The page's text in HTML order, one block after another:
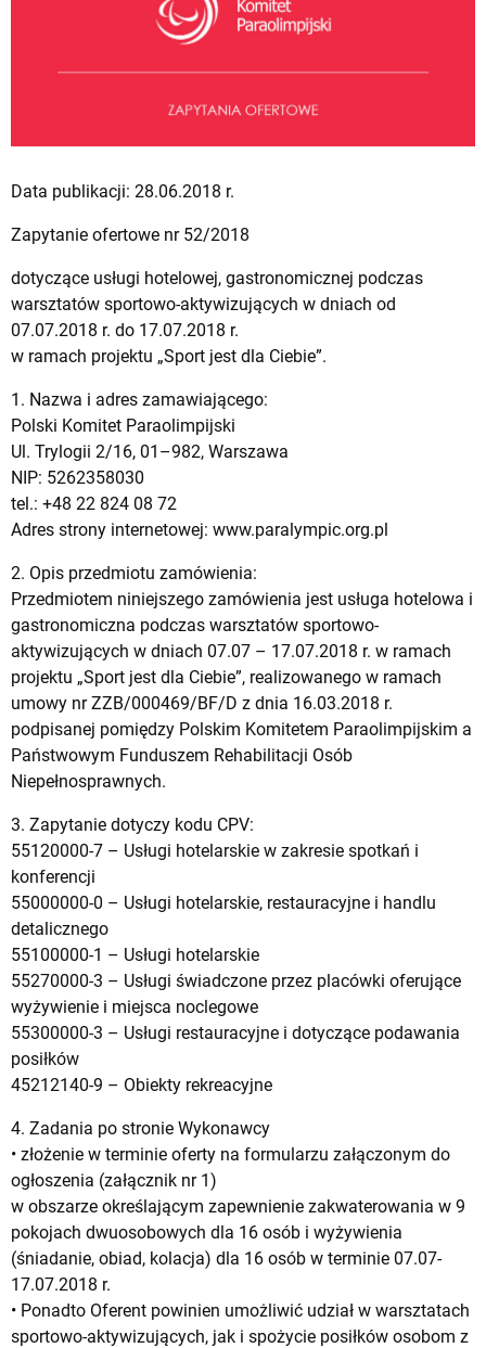
Data publikacji: 28.06.2018 r.
Zapytanie ofertowe nr 52/2018
dotyczące usługi hotelowej, gastronomicznej podczas
warsztatów sportowo-aktywizujących w dniach od
07.07.2018 r. do 17.07.2018 r.
w ramach projektu „Sport jest dla Ciebie”.
1. Nazwa i adres zamawiającego:
Polski Komitet Paraolimpijski
Ul. Trylogii 2/16, 01–982, Warszawa
NIP: 5262358030
tel.: +48 22 824 08 72
Adres strony internetowej: www.paralympic.org.pl
2. Opis przedmiotu zamówienia:
Przedmiotem niniejszego zamówienia jest usługa hotelowa i
gastronomiczna podczas warsztatów sportowo-
aktywizujących w dniach 07.07 – 17.07.2018 r. w ramach
projektu „Sport jest dla Ciebie”, realizowanego w ramach
umowy nr ZZB/000469/BF/D z dnia 16.03.2018 r.
podpisanej pomiędzy Polskim Komitetem Paraolimpijskim a
Państwowym Funduszem Rehabilitacji Osób
Niepełnosprawnych.
3. Zapytanie dotyczy kodu CPV:
55120000-7 – Usługi hotelarskie w zakresie spotkań i
konferencji
55000000-0 – Usługi hotelarskie, restauracyjne i handlu
detalicznego
55100000-1 – Usługi hotelarskie
55270000-3 – Usługi świadczone przez placówki oferujące
wyżywienie i miejsca noclegowe
55300000-3 – Usługi restauracyjne i dotyczące podawania
posiłków
45212140-9 – Obiekty rekreacyjne
4. Zadania po stronie Wykonawcy
• złożenie w terminie oferty na formularzu załączonym do
ogłoszenia (załącznik nr 1)
w obszarze określającym zapewnienie zakwaterowania w 9
pokojach dwuosobowych dla 16 osób i wyżywienia
(śniadanie, obiad, kolacja) dla 16 osób w terminie 07.07-
17.07.2018 r.
• Ponadto Oferent powinien umożliwić udział w warsztatach
sportowo-aktywizujących, jak i spożycie posiłków osobom z